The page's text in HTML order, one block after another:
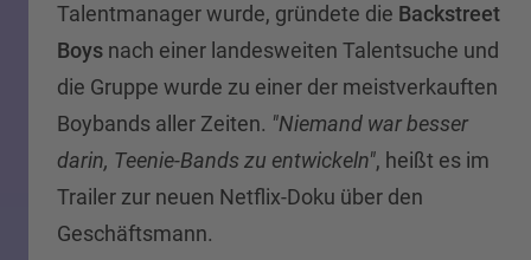
Talentmanager wurde, gründete die Backstreet
Boys nach einer landesweiten Talentsuche und
die Gruppe wurde zu einer der meistverkauften
Boybands aller Zeiten. "Niemand war besser
darin, Teenie-Bands zu entwickeln", heißt es im
Trailer zur neuen Netflix-Doku über den
Geschäftsmann.